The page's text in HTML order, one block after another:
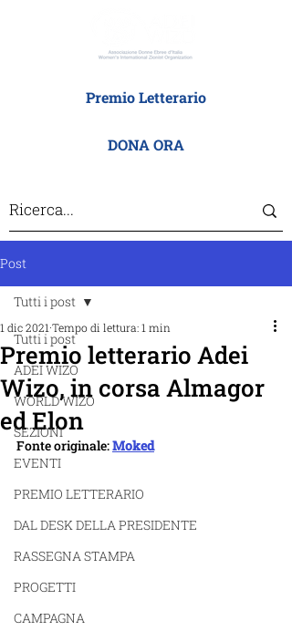
Premio Letterario
DONA ORA
Post
Tutti i post
ADEI WIZO
WORLD WIZO
SEZIONI
EVENTI
PREMIO LETTERARIO
DAL DESK DELLA PRESIDENTE
RASSEGNA STAMPA
PROGETTI
CAMPAGNA
Tutti i post
Premio letterario Adei
Wizo, in corsa Almagor
ed Elon
1 dic 2021 Tempo di lettura: 1 min
Fonte originale: Moked